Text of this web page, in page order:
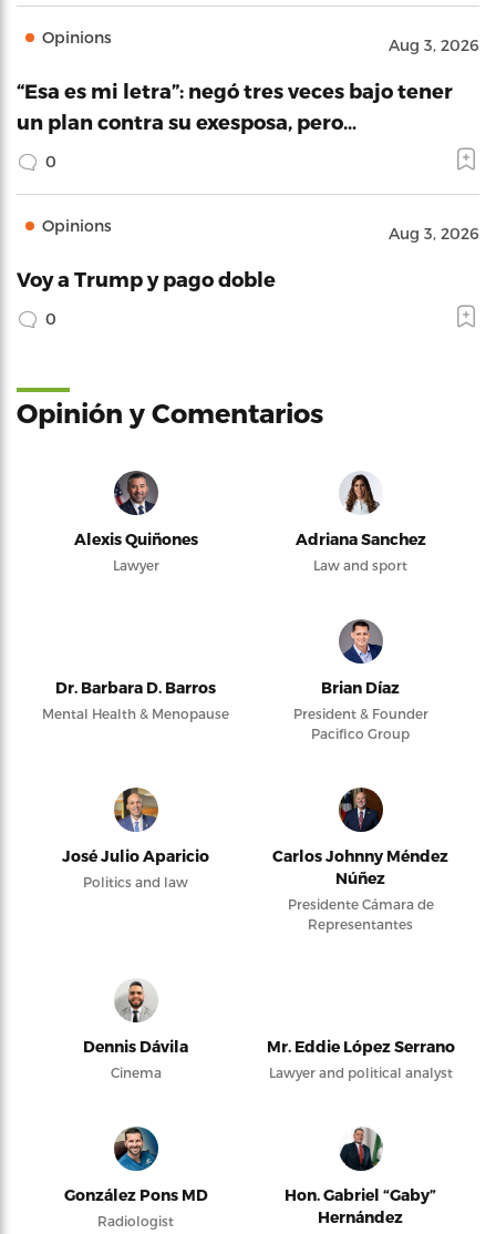
Opinions Aug 3, 2026
“Esa es mi letra”: negó tres veces bajo tener
un plan contra su exesposa, pero…
0
Opinions Aug 3, 2026
Voy a Trump y pago doble
0
Opinión y Comentarios
Alexis Quiñones
Lawyer
Adriana Sanchez
Law and sport
Dr. Barbara D. Barros
Mental Health & Menopause
Brian Díaz
President & Founder
Pacifico Group
José Julio Aparicio
Politics and law
Carlos Johnny Méndez
Núñez
Presidente Cámara de
Representantes
Dennis Dávila
Cinema
Mr. Eddie López Serrano
Lawyer and political analyst
González Pons MD
Radiologist
Hon. Gabriel “Gaby”
Hernández